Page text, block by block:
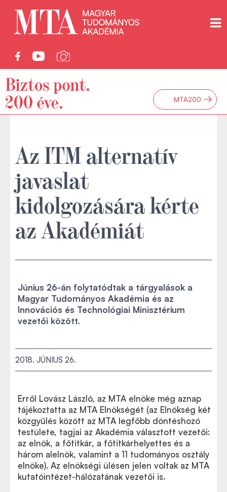
MTA200 →
Az ITM alternatív
javaslat
kidolgozására kérte
az Akadémiát
Június 26-án folytatódtak a tárgyalások a
Magyar Tudományos Akadémia és az
Innovációs és Technológiai Minisztérium
vezetői között.
2018. JÚNIUS 26.
Erről Lovász László, az MTA elnöke még aznap
tájékoztatta az MTA Elnökségét (az Elnökség két
közgyűlés között az MTA legfőbb döntéshozó
testülete, tagjai az Akadémia választott vezetői:
az elnök, a főtitkár, a főtitkárhelyettes és a
három alelnök, valamint a 11 tudományos osztály
elnöke). Az elnökségi ülésen jelen voltak az MTA
kutatóintézet-hálózatának vezetői is.